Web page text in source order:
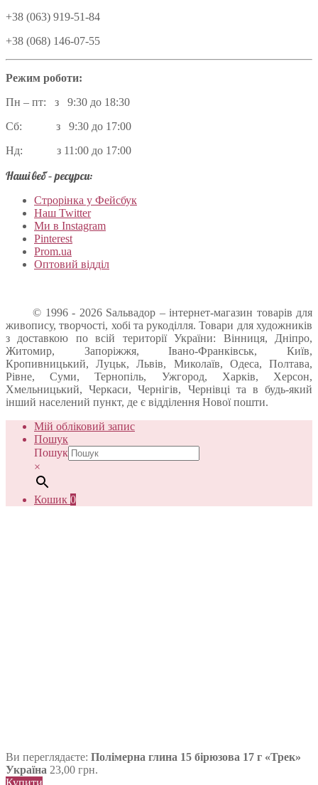
+38 (063) 919-51-84
+38 (068) 146-07-55
Режим роботи:
Пн – пт: з 9:30 до 18:30
Сб: з 9:30 до 17:00
Нд: з 11:00 до 17:00
Наші веб – ресурси:
Строрінка у Фейсбук
Наш Twitter
Ми в Instagram
Pinterest
Prom.ua
Оптовий відділ
© 1996 - 2026 Sальвадор – інтернет-магазин товарів для
живопису, творчості, хобі та рукоділля. Товари для художників
з доставкою по всій території України: Вінниця, Дніпро,
Житомир, Запоріжжя, Івано-Франківськ, Київ,
Кропивницький, Луцьк, Львів, Миколаїв, Одеса, Полтава,
Рівне, Суми, Тернопіль, Ужгород, Харків, Херсон,
Хмельницький, Черкаси, Чернігів, Чернівці та в будь-який
інший населений пункт, де є відділення Нової пошти.
Мій обліковий запис
Пошук
Пошук
×
Кошик 0
Ви переглядаєте: Полімерна глина 15 бірюзова 17 г «Трек»
Україна 23,00 грн.